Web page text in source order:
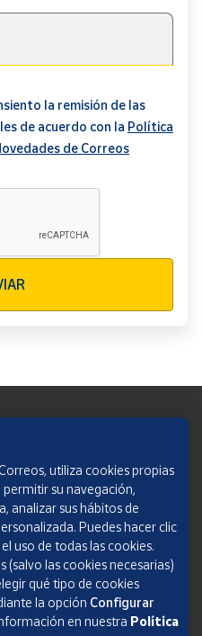
la remisión de las
de acuerdo con la Política
de Correos
utiliza cookies propias
su navegación,
analizar sus hábitos de
Puedes hacer clic
uso de todas las cookies.
las cookies necesarias)
qué tipo de cookies
la opción Configurar
en nuestra Política